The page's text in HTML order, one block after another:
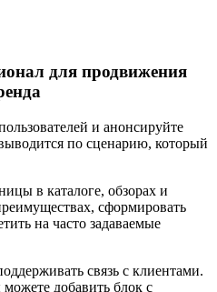
для продвижения
и анонсируйте
по сценарию, который
в каталоге, обзорах и
сформировать
на часто задаваемые
связь с клиентами.
добавить блок с